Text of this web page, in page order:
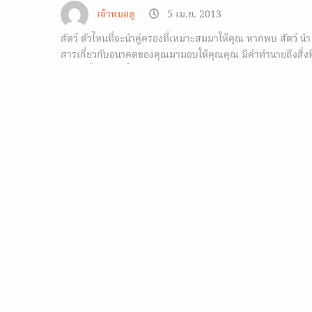
เจ้าหมอดู
5 เม.ย. 2013
สัตว์ ตัวไหนที่จะนำคู่ครองที่เหมาะสมมาให้คุณ หากพบ สัตว์ นำ
สารเกี่ยวกับอนาคตของคุณมามอบให้คุณคุณ มีคำทำนายถึงสิ่ง